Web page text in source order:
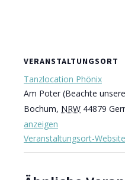
VERANSTALTUNGSORT
Tanzlocation Phönix
Am Poter (Beachte
Bochum, NRW 44879
anzeigen
Veranstaltungsort-